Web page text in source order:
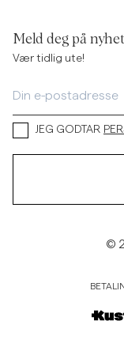
Meld deg på
Vær tidlig ute!
JEG GODTAR
©